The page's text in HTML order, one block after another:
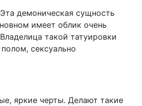
демоническая сущность
имеет облик очень
такой татуировки
сексуально
яркие черты. Делают такие